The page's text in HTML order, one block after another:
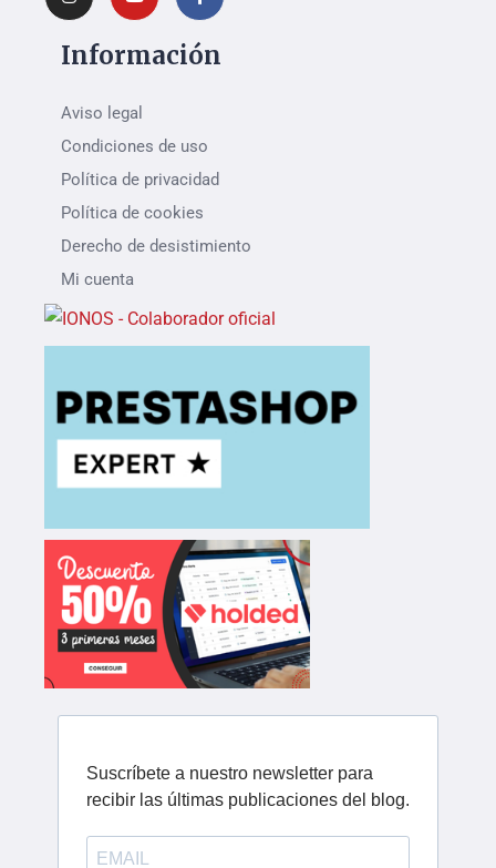
Información
Aviso legal
Condiciones de uso
Política de privacidad
Política de cookies
Derecho de desistimiento
Mi cuenta
Suscríbete a nuestro newsletter para
recibir las últimas publicaciones del blog.